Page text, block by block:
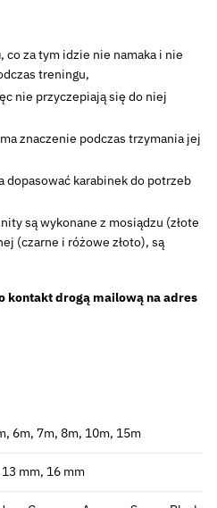
, co za tym idzie nie namaka i nie
treningu,
nie przyczepiają się do niej
znaczenie podczas trzymania jej
dopasować karabinek do potrzeb
są wykonane z mosiądzu (złote
(czarne i różowe złoto), są
kontakt drogą mailową na adres
6m, 7m, 8m, 10m, 15m
mm, 16 mm